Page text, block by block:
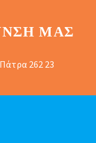
ΜΑΣ
262 23